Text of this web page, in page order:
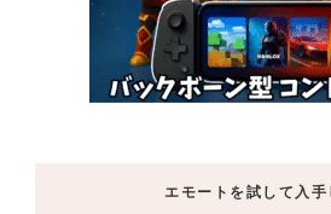
エモートを試して入手